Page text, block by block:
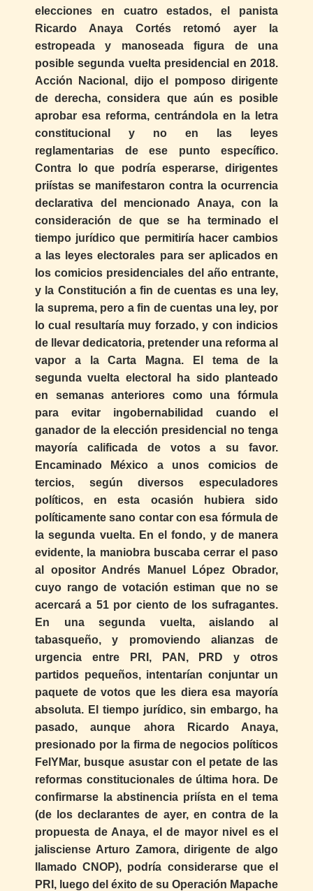
elecciones en cuatro estados, el panista
Ricardo Anaya Cortés retomó ayer la
estropeada y manoseada figura de una
posible segunda vuelta presidencial en 2018.
Acción Nacional, dijo el pomposo dirigente
de derecha, considera que aún es posible
aprobar esa reforma, centrándola en la letra
constitucional y no en las leyes
reglamentarias de ese punto específico.
Contra lo que podría esperarse, dirigentes
priístas se manifestaron contra la ocurrencia
declarativa del mencionado Anaya, con la
consideración de que se ha terminado el
tiempo jurídico que permitiría hacer cambios
a las leyes electorales para ser aplicados en
los comicios presidenciales del año entrante,
y la Constitución a fin de cuentas es una ley,
la suprema, pero a fin de cuentas una ley, por
lo cual resultaría muy forzado, y con indicios
de llevar dedicatoria, pretender una reforma al
vapor a la Carta Magna. El tema de la
segunda vuelta electoral ha sido planteado
en semanas anteriores como una fórmula
para evitar ingobernabilidad cuando el
ganador de la elección presidencial no tenga
mayoría calificada de votos a su favor.
Encaminado México a unos comicios de
tercios, según diversos especuladores
políticos, en esta ocasión hubiera sido
políticamente sano contar con esa fórmula de
la segunda vuelta. En el fondo, y de manera
evidente, la maniobra buscaba cerrar el paso
al opositor Andrés Manuel López Obrador,
cuyo rango de votación estiman que no se
acercará a 51 por ciento de los sufragantes.
En una segunda vuelta, aislando al
tabasqueño, y promoviendo alianzas de
urgencia entre PRI, PAN, PRD y otros
partidos pequeños, intentarían conjuntar un
paquete de votos que les diera esa mayoría
absoluta. El tiempo jurídico, sin embargo, ha
pasado, aunque ahora Ricardo Anaya,
presionado por la firma de negocios políticos
FelYMar, busque asustar con el petate de las
reformas constitucionales de última hora. De
confirmarse la abstinencia priísta en el tema
(de los declarantes de ayer, en contra de la
propuesta de Anaya, el de mayor nivel es el
jalisciense Arturo Zamora, dirigente de algo
llamado CNOP), podría considerarse que el
PRI, luego del éxito de su Operación Mapache